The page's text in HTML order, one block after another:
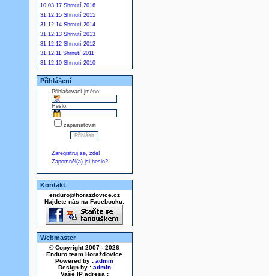
10.03.17 Shrnutí 2016
31.12.15 Shrnutí 2015
31.12.14 Shrnutí 2014
31.12.13 Shrnutí 2013
31.12.12 Shrnutí 2012
31.12.11 Shrnutí 2011
31.12.10 Shrnutí 2010
Přihlášení
Přihlašovací jméno:
Heslo:
zapamatovat
Zaregistruj se, zde!
Zapomněl(a) jsi heslo?
Kontakt
enduro@horazdovice.cz
Najdete nás na Facebooku:
Webmaster
© Copyright 2007 - 2026
Enduro team Horažďovice
Powered by : admin
Design by : admin
Vaše IP adresa :